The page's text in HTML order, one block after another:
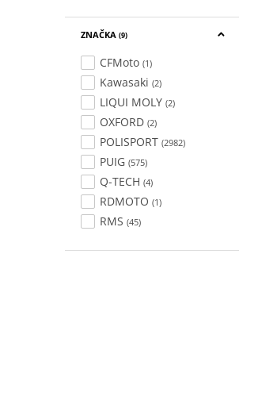
ZNAČKA (9)
CFMoto (1)
Kawasaki (2)
LIQUI MOLY (2)
OXFORD (2)
POLISPORT (2982)
PUIG (575)
Q-TECH (4)
RDMOTO (1)
RMS (45)